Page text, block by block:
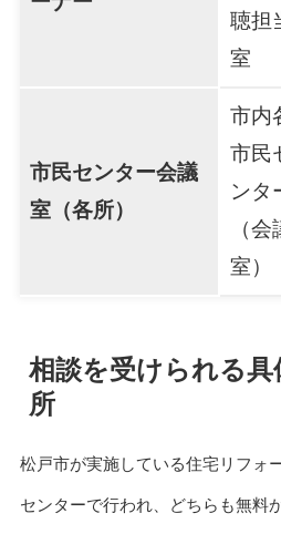
聴担
室
市民センター会議
室（各所）
市内
市民
ンタ
（会
室）
相談を受けられる具
所
松戸市が実施している住宅リフォ
センターで行われ、どちらも無料